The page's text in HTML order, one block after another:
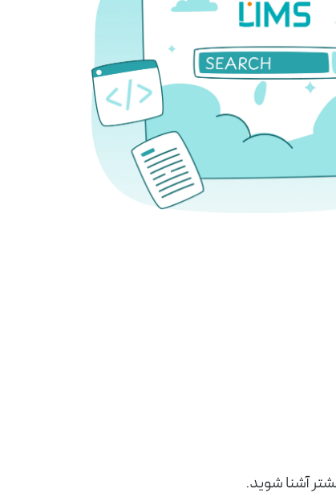
آشنا شوید.